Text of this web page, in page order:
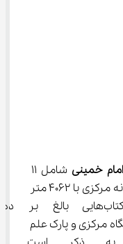
خمینی
خوابگاه برای پسران و دختران، کتابخانه مرکزی با 4062 متر
مربع و چندین سالن و
مرکزی و پارک علم